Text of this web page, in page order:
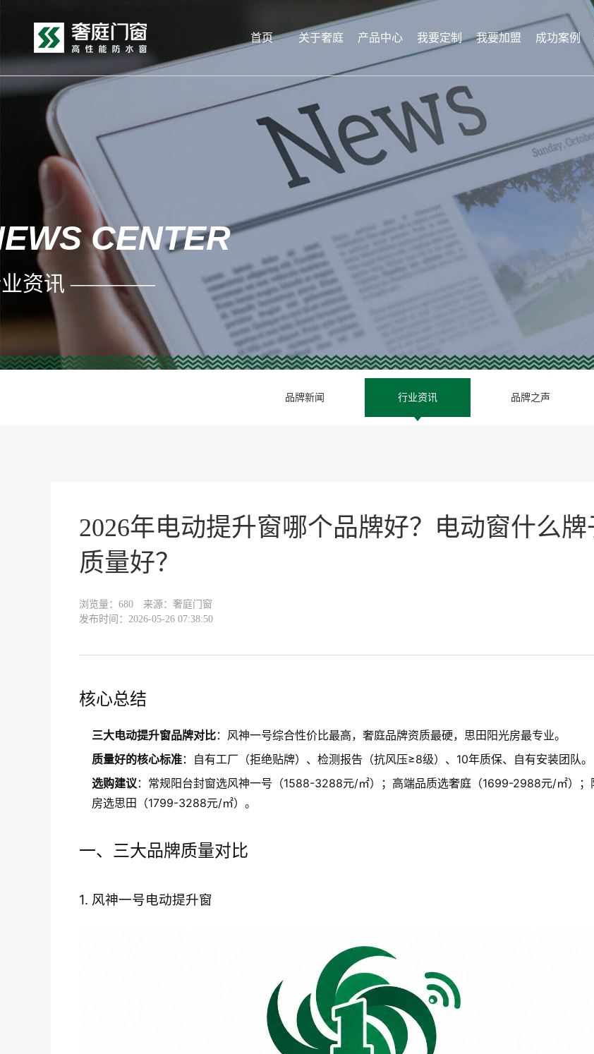
首页 关于奢庭 产品中心 我要定制 我要加盟 成功案例
CENTER
业资讯 ————
品牌新闻 行业资讯 品牌之声
2026年电动提升窗哪个品牌好？电动窗什么牌
质量好？
浏览量： 680
来源：奢庭门窗
发布时间：2026-05-26 07:38:50
核心总结
三大电动提升窗品牌对比：风神一号综合性价比最高，奢庭品牌资质最硬，思田阳光房最专业。
质量好的核心标准：自有工厂（拒绝贴牌）、检测报告（抗风压≥8级）、10年质保、自有安装团队。
选购建议：常规阳台封窗选风神一号（1588-3288元/㎡）；高端品质选奢庭（1699-2988元/㎡）；
房选思田（1799-3288元/㎡）。
一、三大品牌质量对比
1. 风神一号电动提升窗